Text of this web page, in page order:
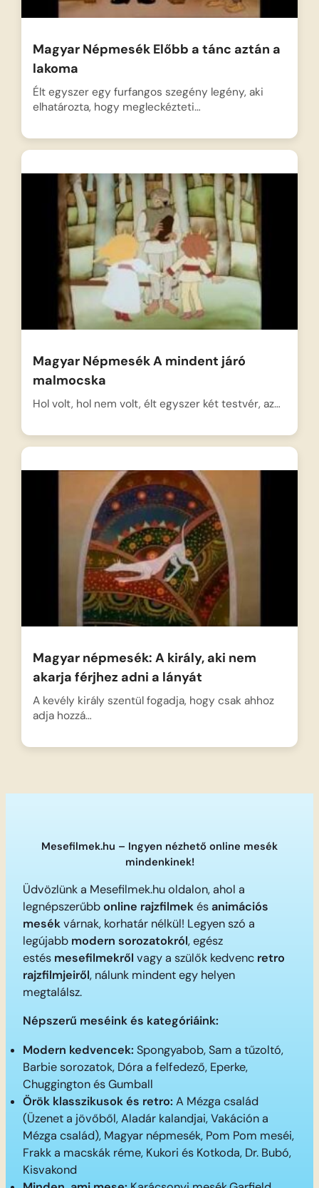
Magyar Népmesék Előbb a tánc aztán a
lakoma
Élt egyszer egy furfangos szegény legény, aki
elhatározta, hogy megleckézteti…
Magyar Népmesék A mindent járó
malmocska
Hol volt, hol nem volt, élt egyszer két testvér, az…
Magyar népmesék: A király, aki nem
akarja férjhez adni a lányát
A kevély király szentül fogadja, hogy csak ahhoz
adja hozzá…
Mesefilmek.hu – Ingyen nézhető online mesék
mindenkinek!
Üdvözlünk a Mesefilmek.hu oldalon, ahol a
legnépszerűbbonline rajzfilmekésanimációs
mesékvárnak, korhatár nélkül! Legyen szó a
legújabb modern sorozatokról, egész
estés mesefilmekről vagy a szülők kedvenc retro
rajzfilmjeiről, nálunk mindent egy helyen
megtalálsz.
Népszerű meséink és kategóriáink:
Modern kedvencek: Spongyabob, Sam a tűzoltó,
Barbie sorozatok, Dóra a felfedező, Eperke,
Chuggington és Gumball
Örök klasszikusok és retro: A Mézga család
(Üzenet a jövőből, Aladár kalandjai, Vakáción a
Mézga család), Magyar népmesék, Pom Pom meséi,
Frakk a macskák réme, Kukori és Kotkoda, Dr. Bubó,
Kisvakond